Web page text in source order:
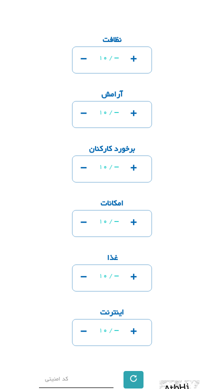
نظافت
- 10 / - +
آرامش
- 10 / - +
برخورد کارکنان
- 10 / - +
امکانات
- 10 / - +
غذا
- 10 / - +
اینترنت
- 10 / - +